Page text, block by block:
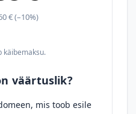
€ (–10%)
käibemaksu.
väärtuslik?
mis toob esile